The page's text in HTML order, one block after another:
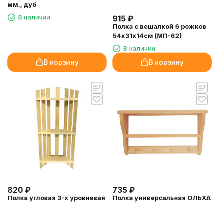
мм., дуб
В наличии
В корзину
915 ₽
Полка с вешалкой 6 рожков
54х31х14см (МП-62)
В наличии
В корзину
820 ₽
Полка угловая 3-х уровневая
735 ₽
Полка универсальная ОЛЬХА